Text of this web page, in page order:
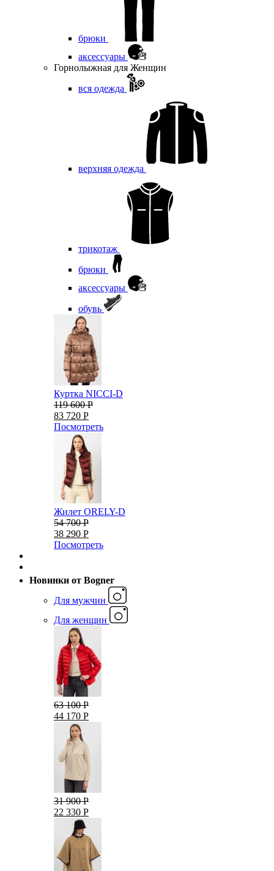
брюки
аксессуары
Горнолыжная для Женщин
вся одежда
верхняя одежда
трикотаж
брюки
аксессуары
обувь
Куртка NICCI-D
119 600 Р
83 720 Р
Посмотреть
Жилет ORELY-D
54 700 Р
38 290 Р
Посмотреть
Новинки от Bogner
Для мужчин
Для женщин
63 100 Р
44 170 Р
31 900 Р
22 330 Р